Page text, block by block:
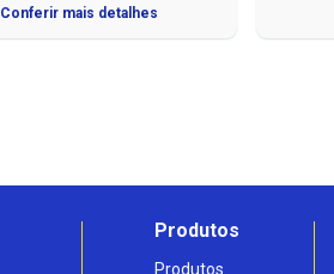
Conferir mais detalhes
Produtos
Produtos